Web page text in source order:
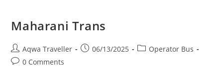
Maharani Trans
Post
author:
Aqwa Traveller
Post06/13/2025
PostOperator Bus
Post0 Comments